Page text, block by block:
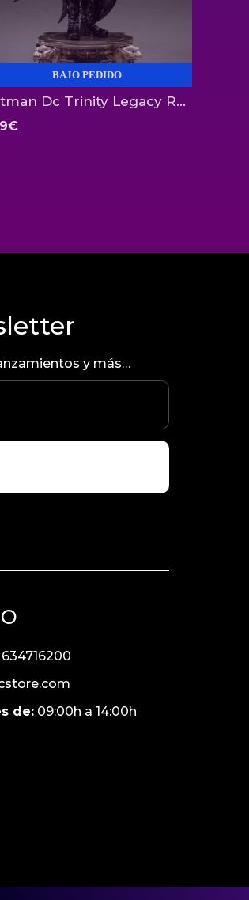
BAJO PEDIDO
Batman Dc Trinity Legacy Replica 1:4 Iron Studios
€
y más…
de: 09:00h a 14:00h